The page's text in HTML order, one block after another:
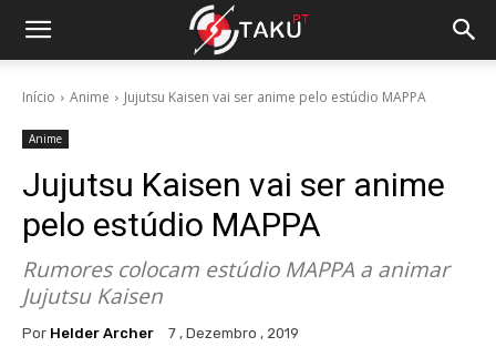
Início Anime Jujutsu Kaisen vai ser anime pelo estúdio MAPPA
Anime
Jujutsu Kaisen vai ser anime
pelo estúdio MAPPA
Rumores colocam estúdio MAPPA a animar
Jujutsu Kaisen
Por Helder Archer 7 , Dezembro , 2019